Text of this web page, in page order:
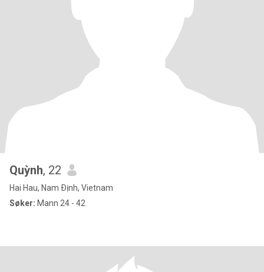
Quỳnh, 22
Hai Hau, Nam Ðịnh, Vietnam
Søker: Mann 24 - 42